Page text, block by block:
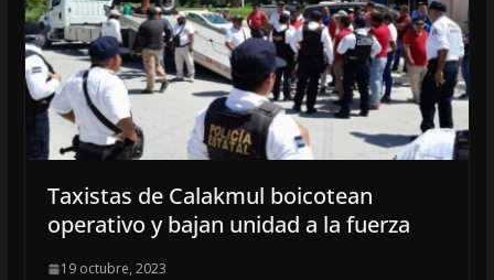
Taxistas de Calakmul boicotean
operativo y bajan unidad a la fuerza
19 octubre, 2023